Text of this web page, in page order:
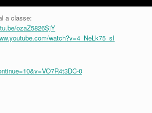
a classe:
ozaZ5826SjY
watch?v=4_NeLk75_sI
0